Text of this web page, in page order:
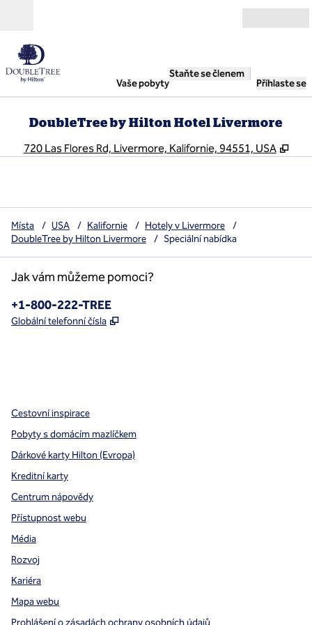
Vaše pobyty
Staňte se členem
Přihlaste se
DoubleTree by Hilton Hotel Livermore
720 Las Flores Rd, Livermore, Kalifornie, 94551, USA ,
Místa / USA / Kalifornie / Hotely v Livermore
/
DoubleTree by Hilton Livermore
/ Speciální nabídka
Jak vám můžeme pomoci?
Telefon:
+1-800-222-TREE
Globální telefonní čísla ,
Cestovní inspirace
Pobyty s domácím mazlíčkem
Dárkové karty Hilton (Evropa)
Kreditní karty
Centrum nápovědy
Přístupnost webu
Média
Rozvoj
Kariéra
Mapa webu
Prohlášení o zásadách ochrany osobních údajů